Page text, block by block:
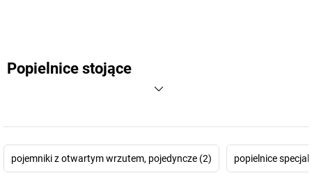
Popielnice stojące
pojemniki z otwartym wrzutem, pojedyncze (2) popielnice